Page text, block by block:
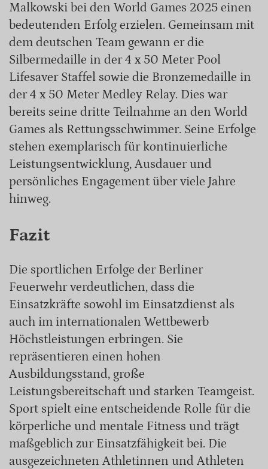
Malkowski bei den World Games 2025 einen
bedeutenden Erfolg erzielen. Gemeinsam mit
dem deutschen Team gewann er die
Silbermedaille in der 4 x 50 Meter Pool
Lifesaver Staffel sowie die Bronzemedaille in
der 4 x 50 Meter Medley Relay. Dies war
bereits seine dritte Teilnahme an den World
Games als Rettungsschwimmer. Seine Erfolge
stehen exemplarisch für kontinuierliche
Leistungsentwicklung, Ausdauer und
persönliches Engagement über viele Jahre
hinweg.
Fazit
Die sportlichen Erfolge der Berliner
Feuerwehr verdeutlichen, dass die
Einsatzkräfte sowohl im Einsatzdienst als
auch im internationalen Wettbewerb
Höchstleistungen erbringen. Sie
repräsentieren einen hohen
Ausbildungsstand, große
Leistungsbereitschaft und starken Teamgeist.
Sport spielt eine entscheidende Rolle für die
körperliche und mentale Fitness und trägt
maßgeblich zur Einsatzfähigkeit bei. Die
ausgezeichneten Athletinnen und Athleten